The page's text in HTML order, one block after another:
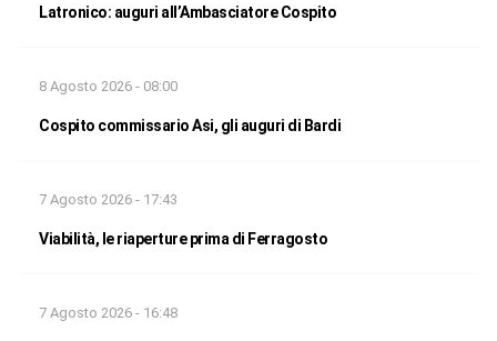
Latronico: auguri all’Ambasciatore Cospito
8 Agosto 2026 - 08:00
Cospito commissario Asi, gli auguri di Bardi
7 Agosto 2026 - 17:43
Viabilità, le riaperture prima di Ferragosto
7 Agosto 2026 - 16:48